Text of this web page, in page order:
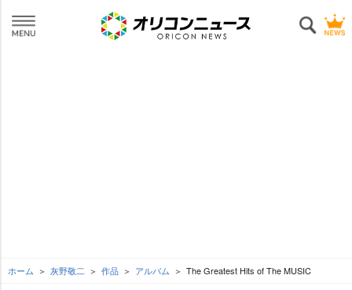
ホーム 灰野敬二 作品 アルバム The Greatest Hits of The MUSIC